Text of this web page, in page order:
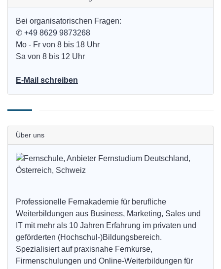
Bei organisatorischen Fragen:
✆ +49 8629 9873268
Mo - Fr von 8 bis 18 Uhr
Sa von 8 bis 12 Uhr
E-Mail schreiben
Über uns
Professionelle Fernakademie für berufliche
Weiterbildungen aus Business, Marketing, Sales und
IT mit mehr als 10 Jahren Erfahrung im privaten und
geförderten (Hochschul-)Bildungsbereich.
Spezialisiert auf praxisnahe Fernkurse,
Firmenschulungen und Online-Weiterbildungen für